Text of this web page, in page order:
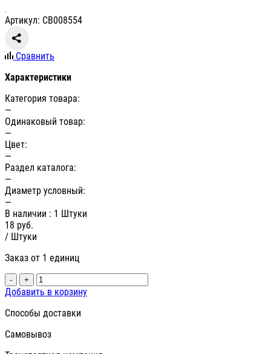
Артикул: СВ008554
Сравнить
Характеристики
Категория товара:
—
Одинаковый товар:
—
Цвет:
—
Раздел каталога:
—
Диаметр условный:
—
В наличии : 1 Штуки
18 руб.
/ Штуки
Заказ от 1 единиц
- +
Добавить в корзину
Способы доставки
Самовывоз